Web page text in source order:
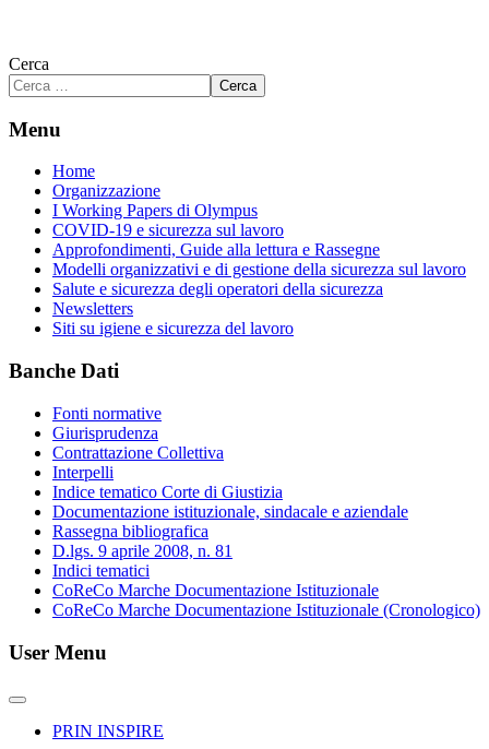
Cerca
Cerca
Menu
Home
Organizzazione
I Working Papers di Olympus
COVID-19 e sicurezza sul lavoro
Approfondimenti, Guide alla lettura e Rassegne
Modelli organizzativi e di gestione della sicurezza sul lavoro
Salute e sicurezza degli operatori della sicurezza
Newsletters
Siti su igiene e sicurezza del lavoro
Banche Dati
Fonti normative
Giurisprudenza
Contrattazione Collettiva
Interpelli
Indice tematico Corte di Giustizia
Documentazione istituzionale, sindacale e aziendale
Rassegna bibliografica
D.lgs. 9 aprile 2008, n. 81
Indici tematici
CoReCo Marche Documentazione Istituzionale
CoReCo Marche Documentazione Istituzionale (Cronologico)
User Menu
PRIN INSPIRE